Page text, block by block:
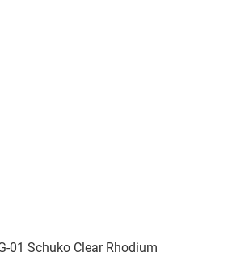
01 Schuko Clear Rhodium